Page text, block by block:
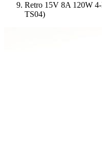
Retro 15V 8A 120W
TS04)